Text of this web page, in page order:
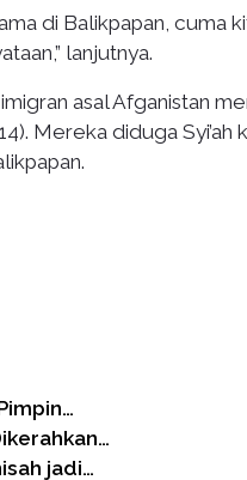
di Balikpapan, cuma
lanjutnya.
asal Afganistan
Mereka diduga
jadi…